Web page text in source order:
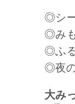
◎シ
◎み
◎ふ
◎夜
大み